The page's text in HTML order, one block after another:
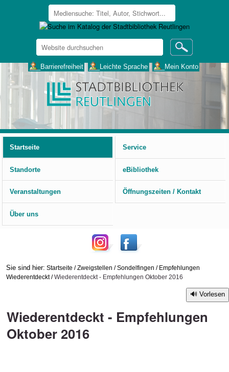
Website
durchsuchen
___Barrierefreiheit ___Leichte Sprache ___Mein Konto
Startseite
Service
Standorte eBibliothek
Veranstaltungen Öffnungszeiten / Kontakt
Über uns
Sie sind hier: Startseite /Zweigstellen /Sondelfingen / Empfehlungen
Wiederentdeckt /Wiederentdeckt - Empfehlungen Oktober 2016
Vorlesen
Wiederentdeckt - Empfehlungen
Oktober 2016